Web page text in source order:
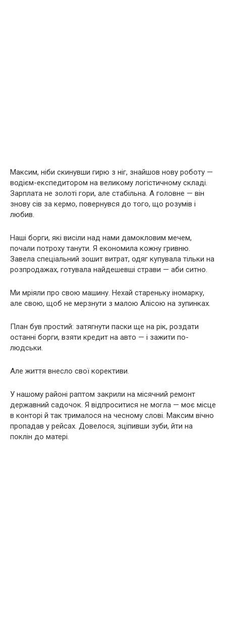
Максим, ніби скинувши гирю з ніг, знайшов нову роботу —
водієм-експедитором на великому логістичному складі.
Зарплата не золоті гори, але стабільна. А головне — він
знову сів за кермо, повернувся до того, що розумів і
любив.
Наші борги, які висіли над нами дамокловим мечем,
почали потроху танути. Я економила кожну гривню.
Завела спеціальний зошит витрат, одяг купувала тільки на
розпродажах, готувала найдешевші страви — аби ситно.
Ми мріяли про свою машину. Нехай стареньку іномарку,
але свою, щоб не мерзнути з малою Алісою на зупинках.
План був простий: затягнути паски ще на рік, роздати
останні борги, взяти кредит на авто — і зажити по-
людськи.
Але життя внесло свої корективи.
У нашому районі раптом закрили на місячний ремонт
державний садочок. Я відпроситися не могла — моє місце
в конторі й так трималося на чесному слові. Максим вічно
пропадав у рейсах. Довелося, зціпивши зуби, йти на
поклін до матері.